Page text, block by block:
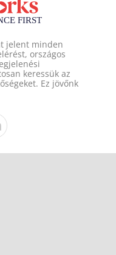
jelent minden
országos
keressük az
Ez jövőnk